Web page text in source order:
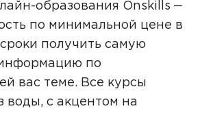
образования Onskills ‒
по минимальной цене в
получить самую
по
вас теме. Все курсы
воды, с акцентом на